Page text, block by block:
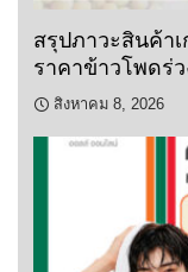
สรุปภาวะสินค้า
ราคาข้าวโพดร่
สิงหาคม 8, 2026